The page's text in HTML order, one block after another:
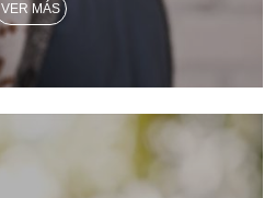
VER MÁS